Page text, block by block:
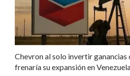
Chevron al solo invertir ganancias
frenaría su expansión en